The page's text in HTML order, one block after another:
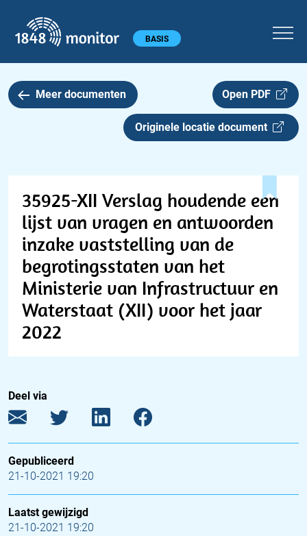
Hoofdmenu BASIS
Meer documenten Open PDF
Originele locatie document
35925-XII Verslag houdende een
lijst van vragen en antwoorden
inzake vaststelling van de
begrotingsstaten van het
Ministerie van Infrastructuur en
Waterstaat (XII) voor het jaar
2022
Deel via
Gepubliceerd
21-10-2021 19:20
Laatst gewijzigd
21-10-2021 19:20